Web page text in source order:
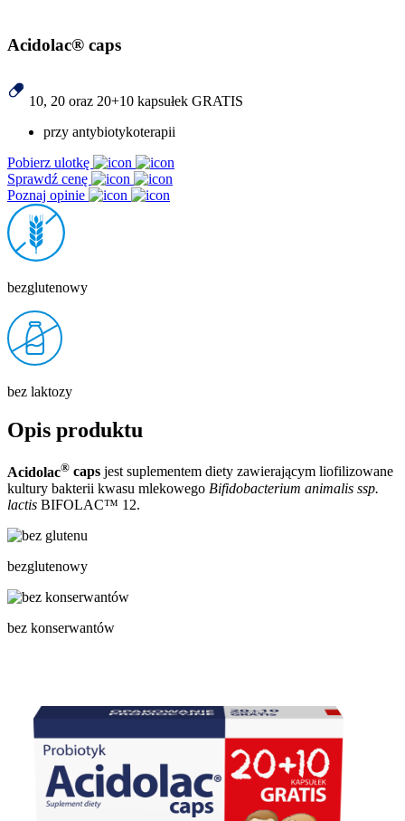
Acidolac® caps
10, 20 oraz 20+10 kapsułek GRATIS
przy antybiotykoterapii
Pobierz ulotkę
Sprawdź cenę
Poznaj opinie
bezglutenowy
bez laktozy
Opis produktu
Acidolac® caps jest suplementem diety zawierającym liofilizowane
kultury bakterii kwasu mlekowego Bifidobacterium animalis ssp.
lactis BIFOLAC™ 12.
bezglutenowy
bez konserwantów